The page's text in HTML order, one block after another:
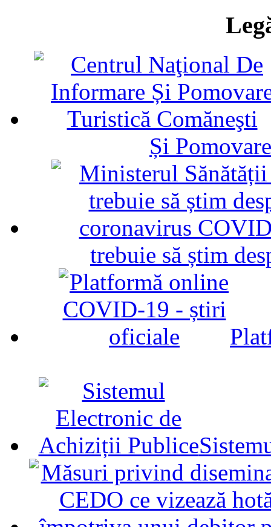
Și
trebuie să știm